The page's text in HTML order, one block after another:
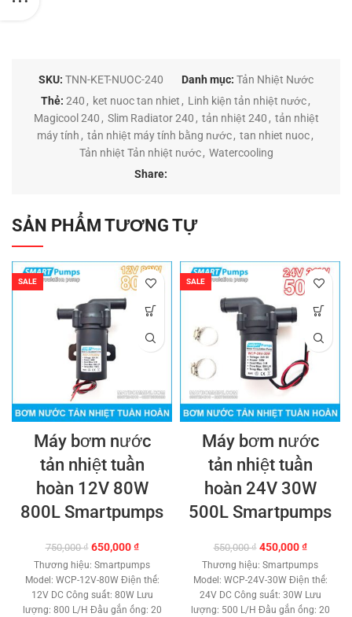
SKU: TNN-KET-NUOC-240 Danh mục: Tản Nhiệt Nước
Thẻ: 240 , ket nuoc tan nhiet , Linh kiện tản nhiệt nước ,
Magicool 240 , Slim Radiator 240 , tản nhiệt 240 , tản nhiệt
máy tính , tản nhiệt máy tính bằng nước, tan nhiet nuoc,
Tản nhiệt Tản nhiệt nước , Watercooling
Share:
SẢN PHẨM TƯƠNG TỰ
SALE
Máy bơm nước
tản nhiệt tuần
hoàn 12V 80W
800L Smartpumps
750,000₫ Giá
gốc
là:
750,000 ₫.
650,000₫Giá
hiện
tại
là:
650,000 ₫.
Thương hiệu: Smartpumps
Model: WCP-12V-80W Điện thế:
12V DC Công suất: 80W Lưu
lượng: 800 L/H Đầu gắn ống: 20
SALE
Máy bơm nước
tản nhiệt tuần
hoàn 24V 30W
500L Smartpumps
550,000₫ Giá
gốc
là:
550,000 ₫.
450,000₫Giá
hiện
tại
là:
450,000
Thương hiệu: Smartpumps
Model: WCP-24V-30W Điện thế:
24V DC Công suất: 30W Lưu
lượng: 500 L/H Đầu gắn ống: 20